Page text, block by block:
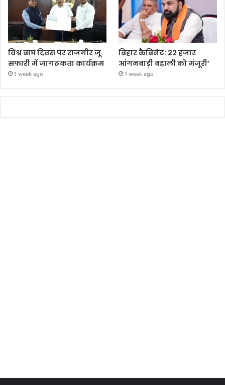
विश्व बाघ दिवस पर राजगीर जू
सफारी में जागरूकता कार्यक्रम
1 week ago
बिहार कैबिनेट: 22 हजार
आंगनबाड़ी बहाली को मंजूरी’
1 week ago